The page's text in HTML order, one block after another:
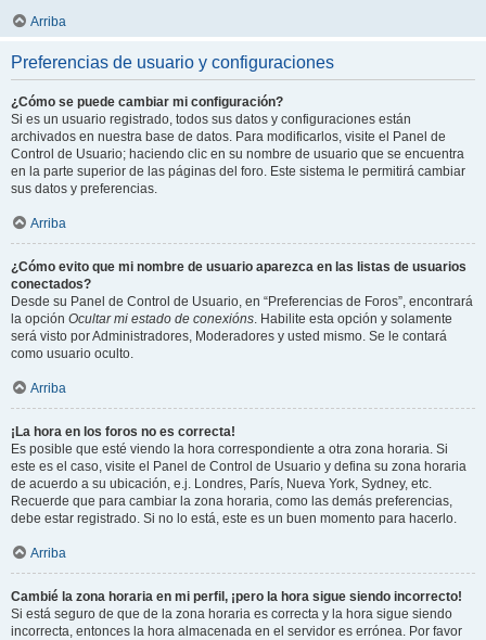
Arriba
Preferencias de usuario y configuraciones
¿Cómo se puede cambiar mi configuración?
Si es un usuario registrado, todos sus datos y configuraciones están
archivados en nuestra base de datos. Para modificarlos, visite el Panel de
Control de Usuario; haciendo clic en su nombre de usuario que se encuentra
en la parte superior de las páginas del foro. Este sistema le permitirá cambiar
sus datos y preferencias.
Arriba
¿Cómo evito que mi nombre de usuario aparezca en las listas de usuarios
conectados?
Desde su Panel de Control de Usuario, en “Preferencias de Foros”, encontrará
la opción Ocultar mi estado de conexións. Habilite esta opción y solamente
será visto por Administradores, Moderadores y usted mismo. Se le contará
como usuario oculto.
Arriba
¡La hora en los foros no es correcta!
Es posible que esté viendo la hora correspondiente a otra zona horaria. Si
este es el caso, visite el Panel de Control de Usuario y defina su zona horaria
de acuerdo a su ubicación, e.j. Londres, París, Nueva York, Sydney, etc.
Recuerde que para cambiar la zona horaria, como las demás preferencias,
debe estar registrado. Si no lo está, este es un buen momento para hacerlo.
Arriba
Cambié la zona horaria en mi perfil, ¡pero la hora sigue siendo incorrecto!
Si está seguro de que de la zona horaria es correcta y la hora sigue siendo
incorrecta, entonces la hora almacenada en el servidor es errónea. Por favor